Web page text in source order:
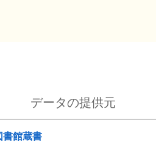
データの提供元
書館蔵書